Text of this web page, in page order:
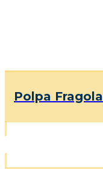
Polpa Fragola